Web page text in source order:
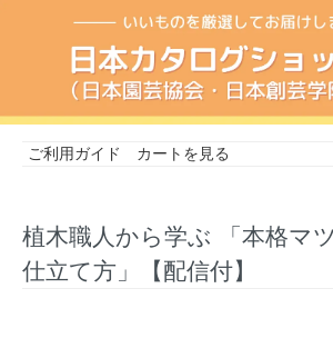
ご利用ガイド カートを見る
植木職人から学ぶ 「本格マ
仕立て方」【配信付】